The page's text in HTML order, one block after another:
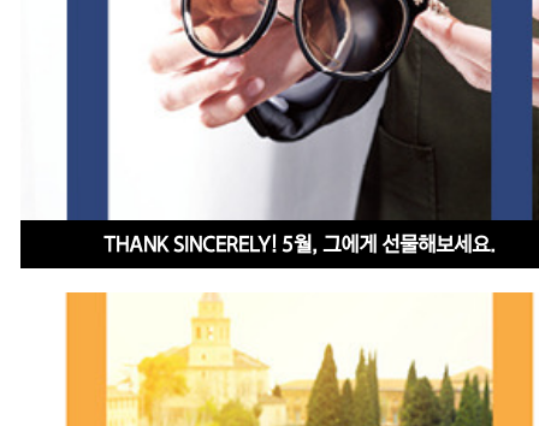
THANK SINCERELY! 5월, 그에게 선물해보세요.